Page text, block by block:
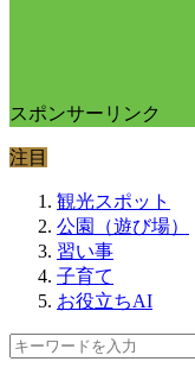
スポンサーリンク
注目
観光スポット
公園（遊び場）
習い事
子育て
お役立ちAI